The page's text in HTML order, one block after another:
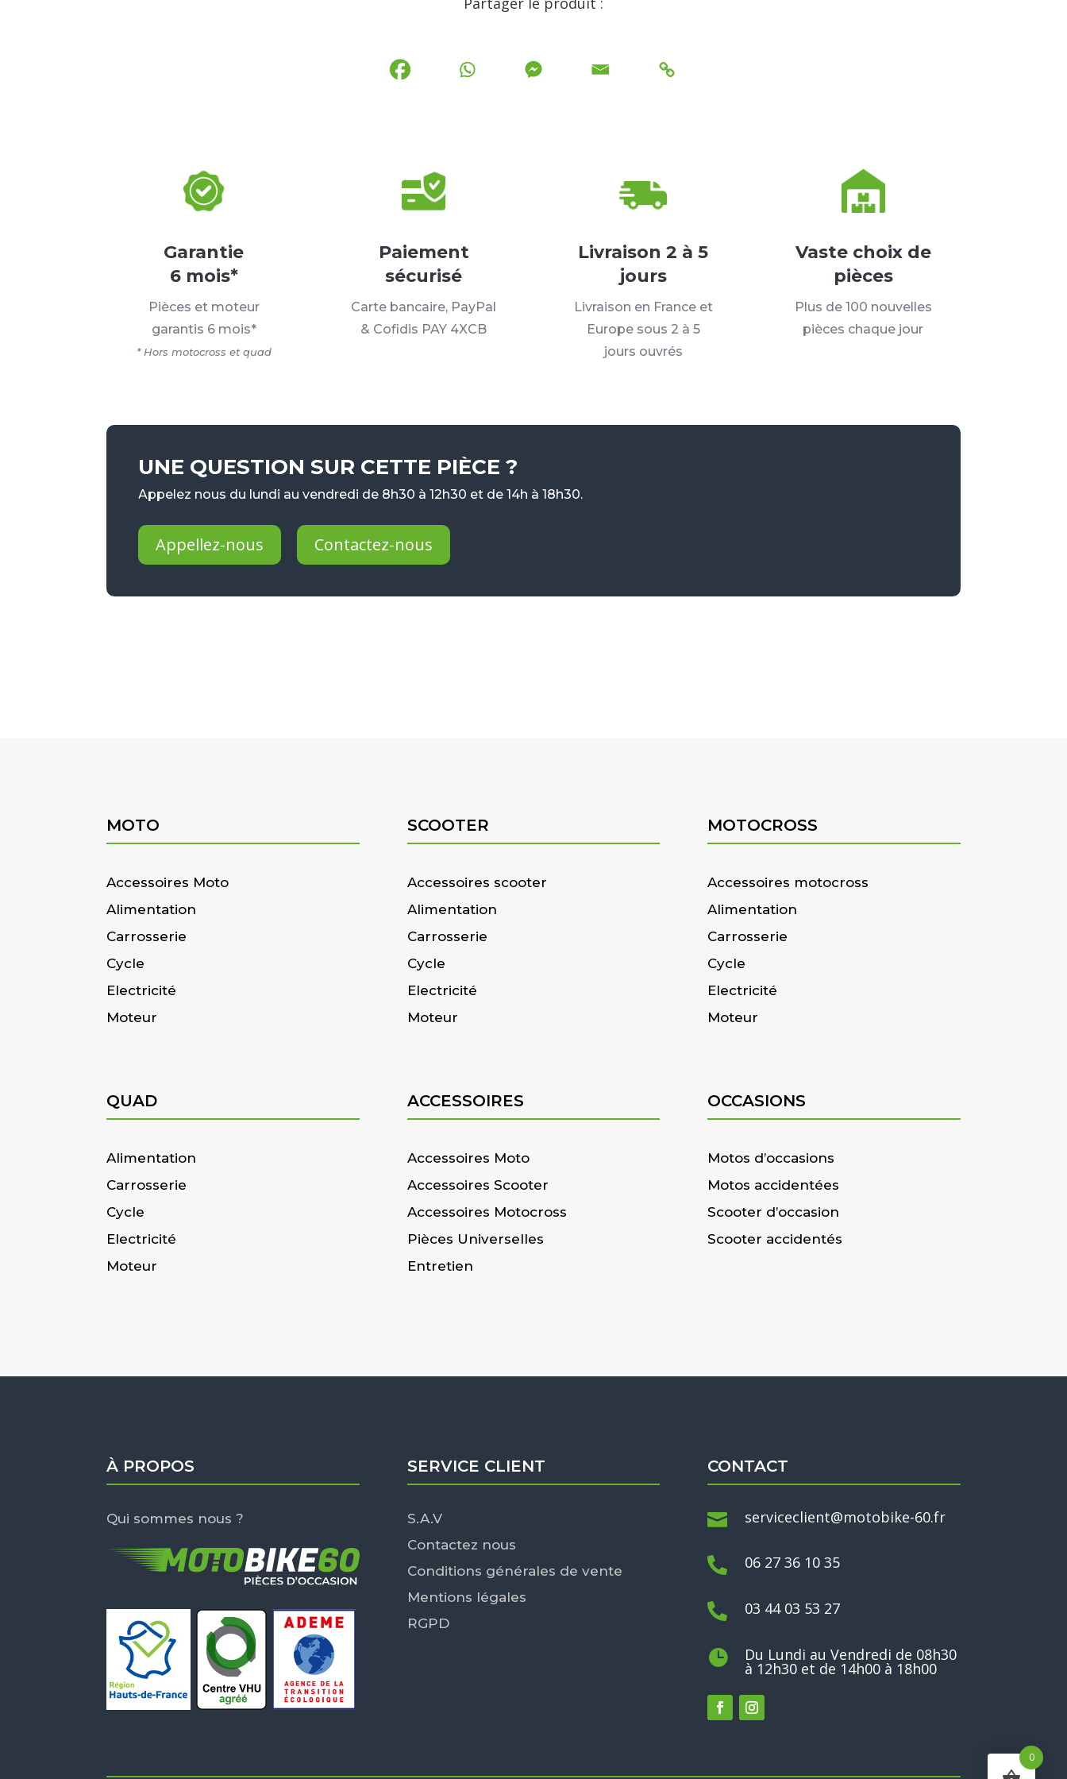
Garantie
6 mois*
Pièces et moteur
garantis 6 mois*
* Hors motocross et quad
Paiement
sécurisé
Carte bancaire, PayPal
& Cofidis PAY 4XCB
Livraison 2 à 5
jours
Livraison en France et
Europe sous 2 à 5
jours ouvrés
Vaste choix de
pièces
Plus de 100 nouvelles
pièces chaque jour
UNE QUESTION SUR CETTE PIÈCE ?
Appelez nous du lundi au vendredi de 8h30 à 12h30 et de 14h à 18h30.
Appellez-nous Contactez-nous
MOTO
Accessoires Moto
Alimentation
Carrosserie
Cycle
Electricité
Moteur
SCOOTER
Accessoires scooter
Alimentation
Carrosserie
Cycle
Electricité
Moteur
MOTOCROSS
Accessoires motocross
Alimentation
Carrosserie
Cycle
Electricité
Moteur
QUAD
Alimentation
Carrosserie
Cycle
Electricité
Moteur
ACCESSOIRES
Accessoires Moto
Accessoires Scooter
Accessoires Motocross
Pièces Universelles
Entretien
OCCASIONS
Motos d’occasions
Motos accidentées
Scooter d’occasion
Scooter accidentés
À PROPOS
Qui sommes nous ?
SERVICE CLIENT
S.A.V
Contactez nous
Conditions générales de vente
Mentions légales
RGPD
CONTACT
 serviceclient@motobike-60.fr
 06 27 36 10 35
 03 44 03 53 27
 Du Lundi au Vendredi de 08h30
à 12h30 et de 14h00 à 18h00
0